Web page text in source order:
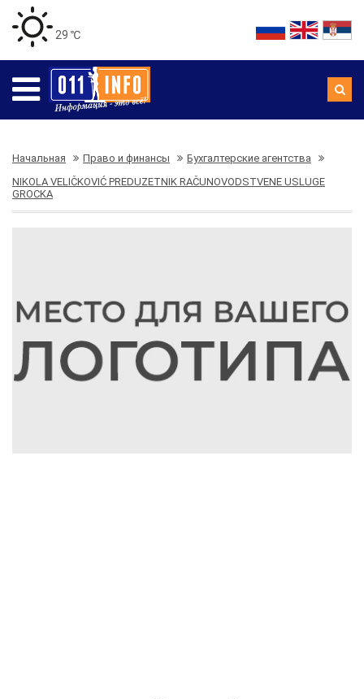
29 ℃
Начальная Право и финансы
Бухгалтерские агентства
NIKOLA VELIČKOVIĆ PREDUZETNIK RAČUNOVODSTVENE USLUGE
GROCKA